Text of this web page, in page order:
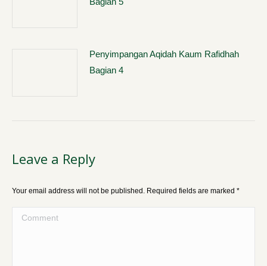
Penyimpangan Aqidah Kaum Rafidhah
Bagian 4
Leave a Reply
Your email address will not be published. Required fields are marked *
Comment